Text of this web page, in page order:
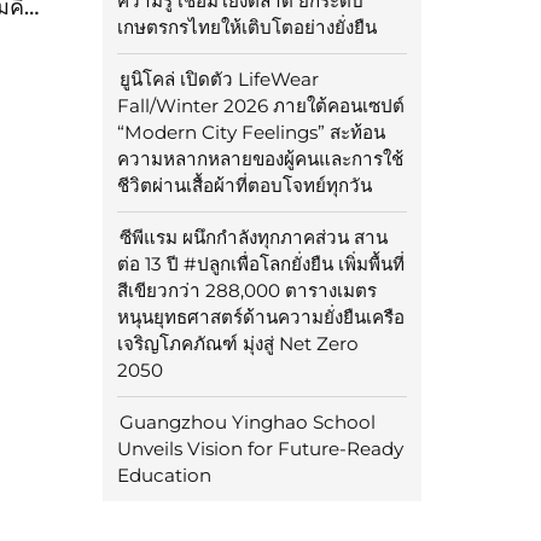
เกษตรกรไทยให้เติบโตอย่างยั่งยืน
ยูนิโคล่ เปิดตัว LifeWear
Fall/Winter 2026 ภายใต้คอนเซปต์
“Modern City Feelings” สะท้อน
ความหลากหลายของผู้คนและการใช้
ชีวิตผ่านเสื้อผ้าที่ตอบโจทย์ทุกวัน
ซีพีแรม ผนึกกำลังทุกภาคส่วน สาน
ต่อ 13 ปี #ปลูกเพื่อโลกยั่งยืน เพิ่มพื้นที่
สีเขียวกว่า 288,000 ตารางเมตร
หนุนยุทธศาสตร์ด้านความยั่งยืนเครือ
เจริญโภคภัณฑ์ มุ่งสู่ Net Zero
2050
Guangzhou Yinghao School
Unveils Vision for Future-Ready
Education
คิด